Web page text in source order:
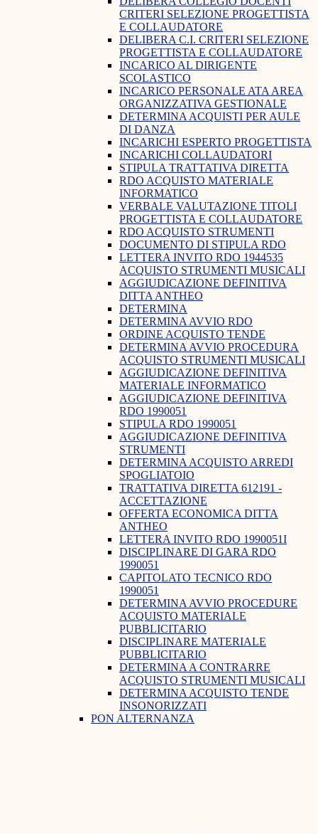
CRITERI SELEZIONE PROGETTISTA
E COLLAUDATORE
DELIBERA C.I. CRITERI SELEZIONE
PROGETTISTA E COLLAUDATORE
INCARICO AL DIRIGENTE
SCOLASTICO
INCARICO PERSONALE ATA AREA
ORGANIZZATIVA GESTIONALE
DETERMINA ACQUISTI PER AULE
DI DANZA
INCARICHI ESPERTO PROGETTISTA
INCARICHI COLLAUDATORI
STIPULA TRATTATIVA DIRETTA
RDO ACQUISTO MATERIALE
INFORMATICO
VERBALE VALUTAZIONE TITOLI
PROGETTISTA E COLLAUDATORE
RDO ACQUISTO STRUMENTI
DOCUMENTO DI STIPULA RDO
LETTERA INVITO RDO 1944535
ACQUISTO STRUMENTI MUSICALI
AGGIUDICAZIONE DEFINITIVA
DITTA ANTHEO
DETERMINA
DETERMINA AVVIO RDO
ORDINE ACQUISTO TENDE
DETERMINA AVVIO PROCEDURA
ACQUISTO STRUMENTI MUSICALI
AGGIUDICAZIONE DEFINITIVA
MATERIALE INFORMATICO
AGGIUDICAZIONE DEFINITIVA
RDO 1990051
STIPULA RDO 1990051
AGGIUDICAZIONE DEFINITIVA
STRUMENTI
DETERMINA ACQUISTO ARREDI
SPOGLIATOIO
TRATTATIVA DIRETTA 612191 -
ACCETTAZIONE
OFFERTA ECONOMICA DITTA
ANTHEO
LETTERA INVITO RDO 1990051I
DISCIPLINARE DI GARA RDO
1990051
CAPITOLATO TECNICO RDO
1990051
DETERMINA AVVIO PROCEDURE
ACQUISTO MATERIALE
PUBBLICITARIO
DISCIPLINARE MATERIALE
PUBBLICITARIO
DETERMINA A CONTRARRE
ACQUISTO STRUMENTI MUSICALI
DETERMINA ACQUISTO TENDE
INSONORIZZATI
PON ALTERNANZA